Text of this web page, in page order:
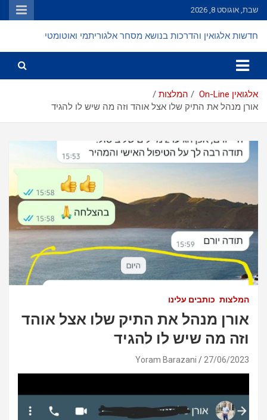
Skip
to
שבת, אוגוסט 8, 2026
חדשות אלגואין והדרכות בנושא מסחר אלגוריתמי ואוטומטי
אלגואין On-Line
המלצות
אורן מנהל את התיק שלו אצל אוהד וזה מה שיש לו להגיד
המלצות כותבים עלינו
אורן מנהל את התיק שלו אצל אוהד
וזה מה שיש לו להגיד
27/06/2023
Yoram Barazani